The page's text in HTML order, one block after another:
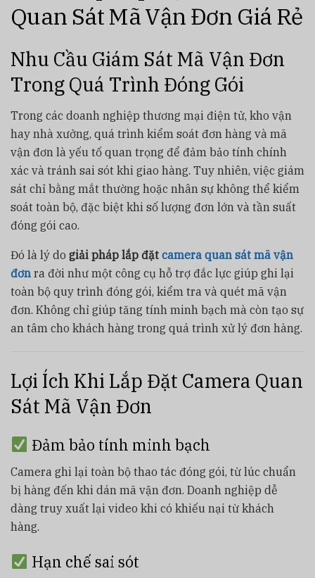
Quan Sát Mã Vận Đơn Giá Rẻ
Nhu Cầu Giám Sát Mã Vận Đơn
Trong Quá Trình Đóng Gói
Trong các doanh nghiệp thương mại điện tử, kho vận
hay nhà xưởng, quá trình kiểm soát đơn hàng và mã
vận đơn là yếu tố quan trọng để đảm bảo tính chính
xác và tránh sai sót khi giao hàng. Tuy nhiên, việc giám
sát chỉ bằng mắt thường hoặc nhân sự không thể kiểm
soát toàn bộ, đặc biệt khi số lượng đơn lớn và tần suất
đóng gói cao.
Đó là lý do giải pháp lắp đặt camera quan sát mã vận
đơn ra đời như một công cụ hỗ trợ đắc lực giúp ghi lại
toàn bộ quy trình đóng gói, kiểm tra và quét mã vận
đơn. Không chỉ giúp tăng tính minh bạch mà còn tạo sự
an tâm cho khách hàng trong quá trình xử lý đơn hàng.
Lợi Ích Khi Lắp Đặt Camera Quan
Sát Mã Vận Đơn
Đảm bảo tính minh bạch
Camera ghi lại toàn bộ thao tác đóng gói, từ lúc chuẩn
bị hàng đến khi dán mã vận đơn. Doanh nghiệp dễ
dàng truy xuất lại video khi có khiếu nại từ khách
hàng.
Hạn chế sai sót